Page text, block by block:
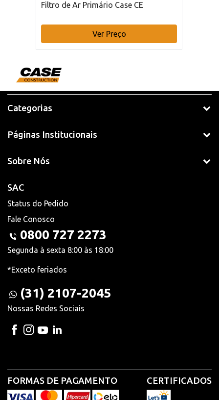
Filtro de Ar Primário Case CE
Ver Preço
Categorias
Páginas Institucionais
Sobre Nós
SAC
Status do Pedido
Fale Conosco
0800 727 2273
Segunda à sexta 8:00 às 18:00
*Exceto feriados
(31) 2107-2045
Nossas Redes Sociais
FORMAS DE PAGAMENTO CERTIFICADOS